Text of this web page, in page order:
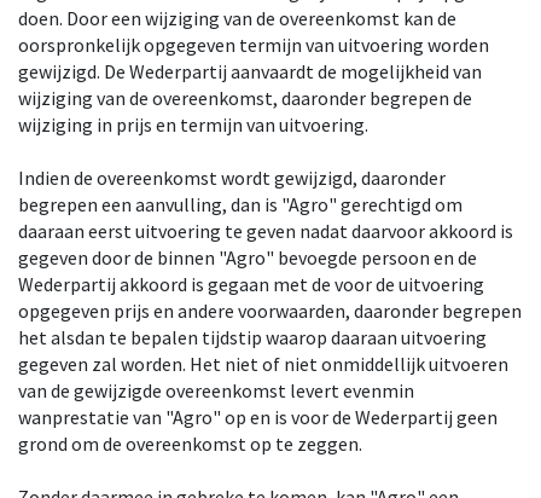
doen. Door een wijziging van de overeenkomst kan de
oorspronkelijk opgegeven termijn van uitvoering worden
gewijzigd. De Wederpartij aanvaardt de mogelijkheid van
wijziging van de overeenkomst, daaronder begrepen de
wijziging in prijs en termijn van uitvoering.
Indien de overeenkomst wordt gewijzigd, daaronder
begrepen een aanvulling, dan is "Agro" gerechtigd om
daaraan eerst uitvoering te geven nadat daarvoor akkoord is
gegeven door de binnen "Agro" bevoegde persoon en de
Wederpartij akkoord is gegaan met de voor de uitvoering
opgegeven prijs en andere voorwaarden, daaronder begrepen
het alsdan te bepalen tijdstip waarop daaraan uitvoering
gegeven zal worden. Het niet of niet onmiddellijk uitvoeren
van de gewijzigde overeenkomst levert evenmin
wanprestatie van "Agro" op en is voor de Wederpartij geen
grond om de overeenkomst op te zeggen.